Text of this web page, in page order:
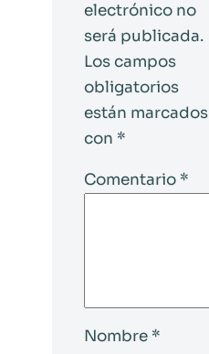
electrónico no
será publicada.
Los campos
obligatorios
están marcados
con *
Comentario *
Nombre *